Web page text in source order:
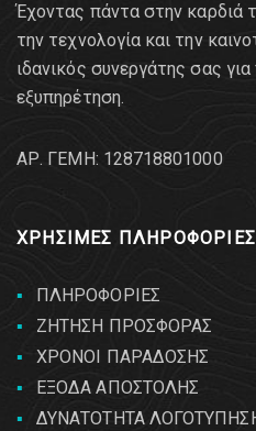
Έχοντας πάντα στην καρδιά
την τεχνολογία και την
ιδανικός συνεργάτης σας για
εξυπηρέτηση.
AΡ. ΓΕΜΗ: 128718801000
ΧΡΗΣΙΜΕΣ ΠΛΗΡΟΦΟΡΙΕΣ
ΠΛΗΡΟΦΟΡΙΕΣ
ΖΗΤΗΣΗ ΠΡΟΣΦΟΡΑΣ
ΧΡΟΝΟΙ ΠΑΡΑΔΟΣΗΣ
ΕΞΟΔΑ ΑΠΟΣΤΟΛΗΣ
ΔΥΝΑΤΟΤΗΤΑ